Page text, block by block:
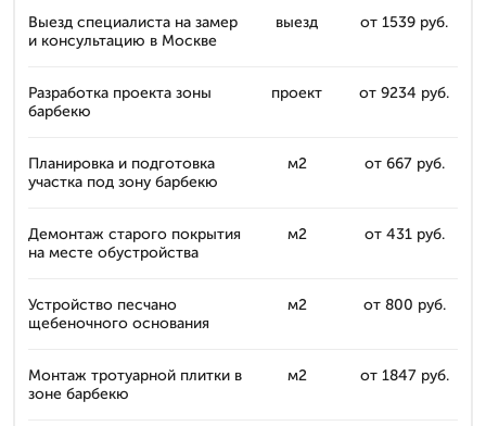
Выезд специалиста на замер
и консультацию в Москве
выезд от 1539 руб.
Разработка проекта зоны
барбекю
проект от 9234 руб.
Планировка и подготовка
участка под зону барбекю
м2 от 667 руб.
Демонтаж старого покрытия
на месте обустройства
м2 от 431 руб.
Устройство песчано
щебеночного основания
м2 от 800 руб.
Монтаж тротуарной плитки в
зоне барбекю
м2 от 1847 руб.